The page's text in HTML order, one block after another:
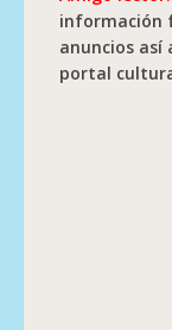
información
anuncios así
portal